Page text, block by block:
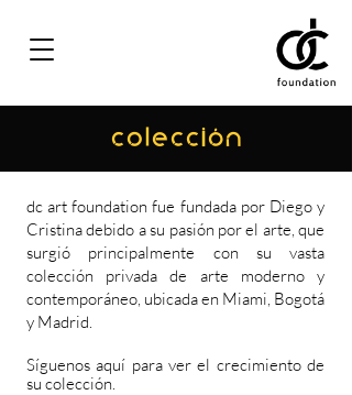
COLECCIÓN
dc art foundation fue fundada por Diego y
Cristina debido a su pasión por el arte, que
surgió principalmente con su vasta
colección privada de arte moderno y
contemporáneo, ubicada en Miami, Bogotá
y Madrid.
Síguenosaquí para ver el crecimiento de
su colección.